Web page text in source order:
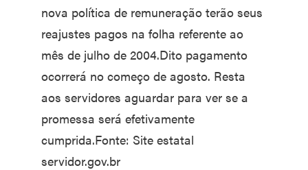
nova política de remuneração terão seus
reajustes pagos na folha referente ao
mês de julho de 2004.Dito pagamento
ocorrerá no começo de agosto. Resta
aos servidores aguardar para ver se a
promessa será efetivamente
cumprida.Fonte: Site estatal
servidor.gov.br